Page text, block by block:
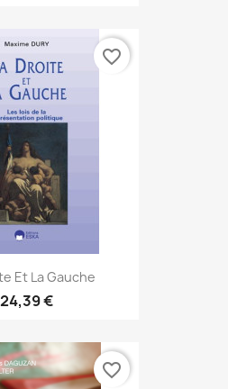
Et La Gauche
24,39 €
favorite_border
favorite_border